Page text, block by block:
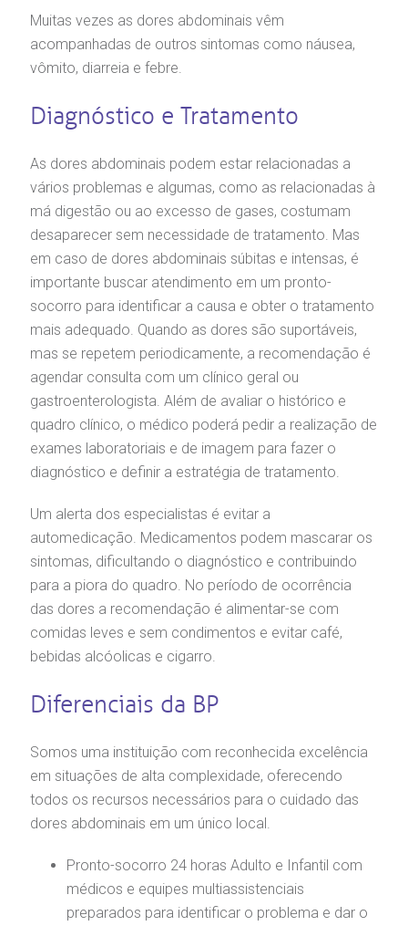
Muitas vezes as dores abdominais vêm
acompanhadas de outros sintomas como náusea,
vômito, diarreia e febre.
Diagnóstico e Tratamento
As dores abdominais podem estar relacionadas a
vários problemas e algumas, como as relacionadas à
má digestão ou ao excesso de gases, costumam
desaparecer sem necessidade de tratamento. Mas
em caso de dores abdominais súbitas e intensas, é
importante buscar atendimento em um pronto-
socorro para identificar a causa e obter o tratamento
mais adequado. Quando as dores são suportáveis,
mas se repetem periodicamente, a recomendação é
agendar consulta com um clínico geral ou
gastroenterologista. Além de avaliar o histórico e
quadro clínico, o médico poderá pedir a realização de
exames laboratoriais e de imagem para fazer o
diagnóstico e definir a estratégia de tratamento.
Um alerta dos especialistas é evitar a
automedicação. Medicamentos podem mascarar os
sintomas, dificultando o diagnóstico e contribuindo
para a piora do quadro. No período de ocorrência
das dores a recomendação é alimentar-se com
comidas leves e sem condimentos e evitar café,
bebidas alcóolicas e cigarro.
Diferenciais da BP
Somos uma instituição com reconhecida excelência
em situações de alta complexidade, oferecendo
todos os recursos necessários para o cuidado das
dores abdominais em um único local.
Pronto-socorro 24 horas Adulto e Infantil com
médicos e equipes multiassistenciais
preparados para identificar o problema e dar o